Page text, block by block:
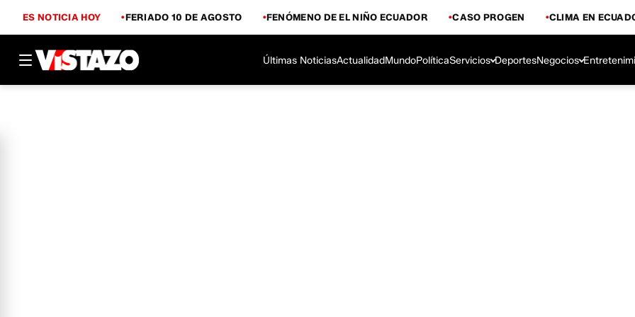
ES NOTICIA HOY FERIADO 10 DE AGOSTO FENÓMENO DE EL NIÑO ECUADOR CASO PROGEN CLIMA EN
Últimas NoticiasActualidadMundoPolíticaServicios DeportesNegocios